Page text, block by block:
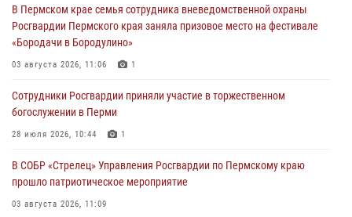
богослужении в Перми
28 июля 2026, 10:44
Росгвардейцы оказали силовую поддержку при задержании
28 июля 2026, 06:15
В Пермском крае семья сотрудника вневедомственной охраны
Росгвардии Пермского края заняла призовое место на фестивале
«Бородачи в Бородулино»
03 августа 2026, 11:06 1
Сотрудники Росгвардии приняли участие в торжественном
богослужении в Перми
28 июля 2026, 10:44 1
В СОБР «Стрелец» Управления Росгвардии по Пермскому краю
прошло патриотическое мероприятие
03 августа 2026, 11:09